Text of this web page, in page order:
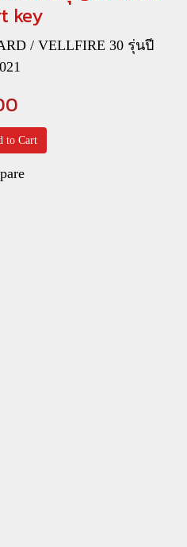
key
/ VELLFIRE 30 รุ่นปี
to Cart